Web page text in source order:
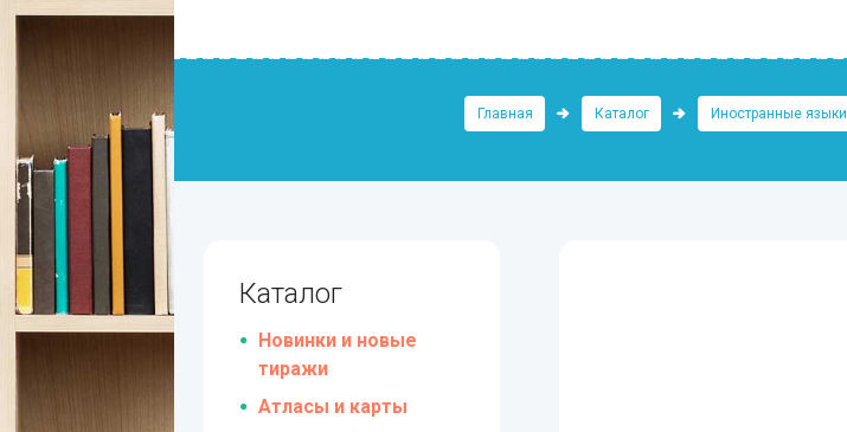
Главная Каталог Иностранные языки
Каталог
Новинки и новые
тиражи
Атласы и карты